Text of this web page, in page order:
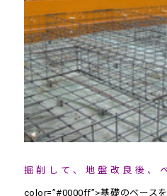
掘削して、地盤改良後、
color=”#0000ff”>基礎のベース